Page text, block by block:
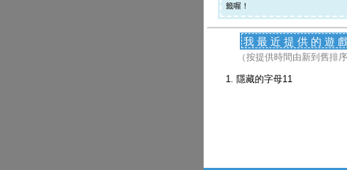
籤喔！
我最近提供的遊
（按提供時間由新到舊排序
隱藏的字母11